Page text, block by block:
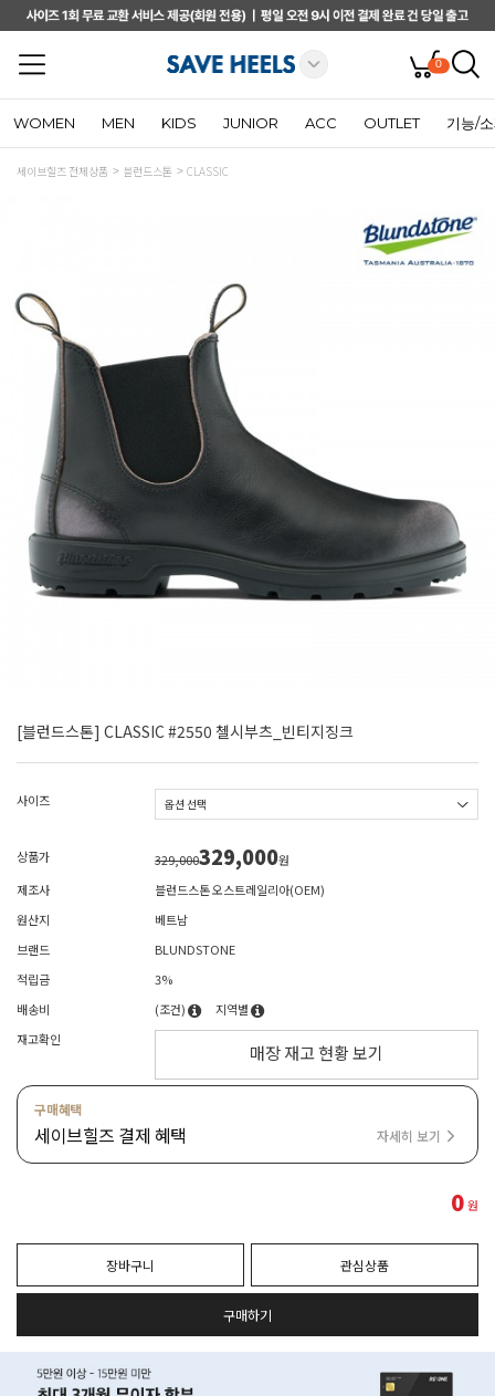
0
WOMEN MEN KIDS JUNIOR ACC OUTLET 기능/
세이브힐즈 전체상품 블런드스톤 CLASSIC
[블런드스톤] CLASSIC #2550 첼시부츠_빈티지징크
사이즈
상품가 329,000329,000원
제조사
블런드스톤 오스트레일리아(OEM)
원산지
베트남
브랜드
BLUNDSTONE
적립금
3%
배송비
(조건)
지역별
재고확인
매장 재고 현황 보기
구매혜택
세이브힐즈 결제 혜택 자세히 보기
0원
장바구니 관심상품
구매하기